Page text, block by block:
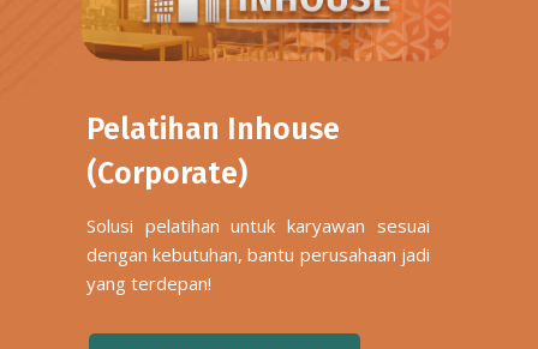
(Corporate)
Solusi pelatihan untuk karyawan sesuai
yang terdepan!